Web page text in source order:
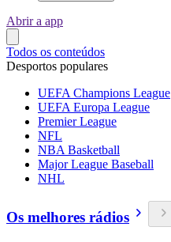
Abrir a app
Todos os conteúdos
Desportos populares
UEFA Champions League
UEFA Europa League
Premier League
NFL
NBA Basketball
Major League Baseball
NHL
Os melhores rádios